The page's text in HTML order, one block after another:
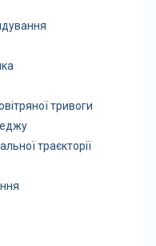
тривоги
траєкторії